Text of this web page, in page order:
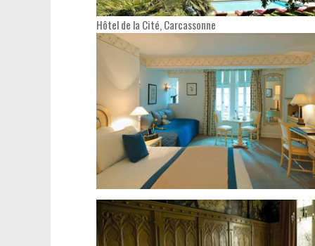
Hôtel de la Cité, Carcassonne